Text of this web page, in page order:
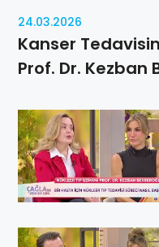
24.03.2026
Kanser
Prof. Dr. Kezban